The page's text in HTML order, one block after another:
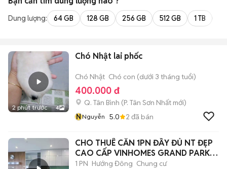
Dung lượng: 64 GB 128 GB 256 GB 512 GB 1 TB
2 phút trước 4
Chó Nhật lai phốc
Chó Nhật Chó con (dưới 3 tháng tuổi)
400.000 đ
Q. Tân Bình (P. Tân Sơn Nhất mới)
NNguyễn 5.0 2 đã bán
CHO THUÊ CĂN 1PN ĐẦY ĐỦ NT ĐẸP
CAO CẤP VINHOMES GRAND PARK
Q9
1 PN Hướng Đông Chung cư